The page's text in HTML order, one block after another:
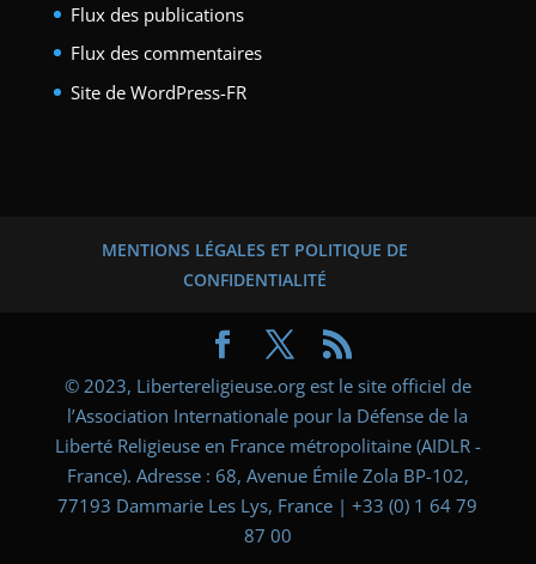
Flux des publications
Flux des commentaires
Site de WordPress-FR
MENTIONS LÉGALES ET POLITIQUE DE
CONFIDENTIALITÉ
© 2023, Libertereligieuse.org est le site officiel de
l’Association Internationale pour la Défense de la
Liberté Religieuse en France métropolitaine (AIDLR -
France). Adresse : 68, Avenue Émile Zola BP-102,
77193 Dammarie Les Lys, France | +33 (0) 1 64 79
87 00